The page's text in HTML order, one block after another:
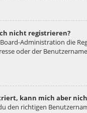
nicht registrieren?
Board-Administration die
oder der
kann mich aber
den richtigen